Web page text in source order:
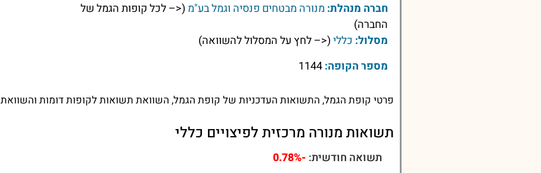
חברה מנהלת: מנורה מבטחים פנסיה וגמל בע"מ (<– לכל קופות הגמל של
החברה)
מסלול: כללי(<– לחץ על המסלול להשוואה)
מספר הקופה:
פרטי קופת הגמל, התשואות העדכניות של קופת הגמל, השוואת תשואות לקופות דומות והשוואת
תשואות מנורה מרכזית לפיצויים כללי
תשואה חודשית: -0.78%